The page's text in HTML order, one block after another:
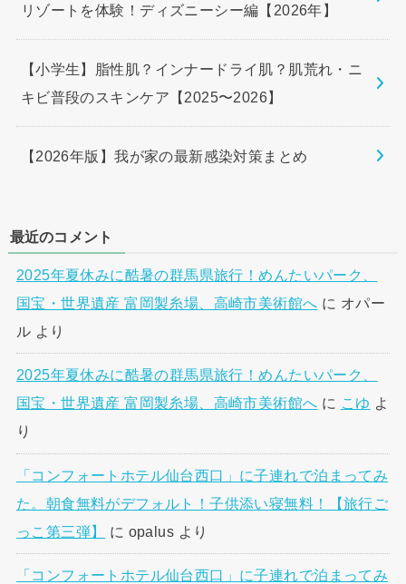
リゾートを体験！ディズニーシー編【2026年】
【小学生】脂性肌？インナードライ肌？肌荒れ・ニ
キビ普段のスキンケア【2025〜2026】
【2026年版】我が家の最新感染対策まとめ
最近のコメント
2025年夏休みに酷暑の群馬県旅行！めんたいパーク、
国宝・世界遺産 富岡製糸場、高崎市美術館へ に オパー
ル より
2025年夏休みに酷暑の群馬県旅行！めんたいパーク、
国宝・世界遺産 富岡製糸場、高崎市美術館へ に こゆ よ
り
「コンフォートホテル仙台西口」に子連れで泊まってみ
た。朝食無料がデフォルト！子供添い寝無料！【旅行ご
っこ第三弾】
に opalus より
「コンフォートホテル仙台西口」に子連れで泊まってみ